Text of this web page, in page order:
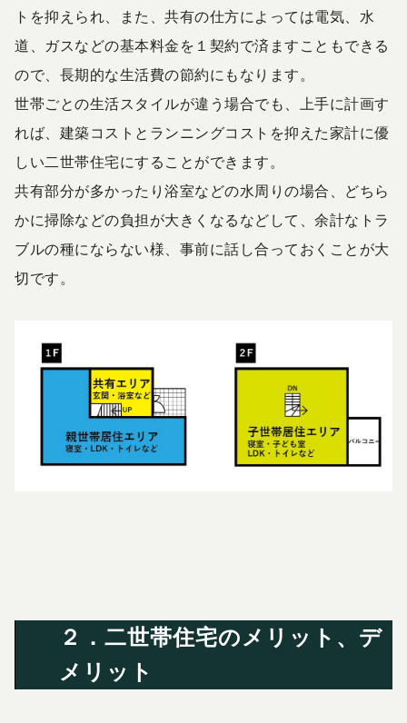
トを抑えられ、また、共有の仕方によっては電気、水
道、ガスなどの基本料金を１契約で済ますこともできる
ので、長期的な生活費の節約にもなります。
世帯ごとの生活スタイルが違う場合でも、上手に計画す
れば、建築コストとランニングコストを抑えた家計に優
しい二世帯住宅にすることができます。
共有部分が多かったり浴室などの水周りの場合、どちら
かに掃除などの負担が大きくなるなどして、余計なトラ
ブルの種にならない様、事前に話し合っておくことが大
切です。
２．二世帯住宅のメリット、デ
メリット